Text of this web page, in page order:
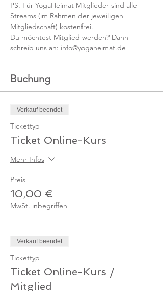
PS. Für YogaHeimat Mitglieder sind alle
Streams (im Rahmen der jeweiligen
Mitgliedschaft) kostenfrei.
Du möchtest Mitglied werden? Dann
schreib uns an: info@yogaheimat.de
Buchung
Verkauf beendet
Tickettyp
Ticket Online-Kurs
Mehr Infos
Preis
10,00 €
MwSt. inbegriffen
Verkauf beendet
Tickettyp
Ticket Online-Kurs /
Mitglied